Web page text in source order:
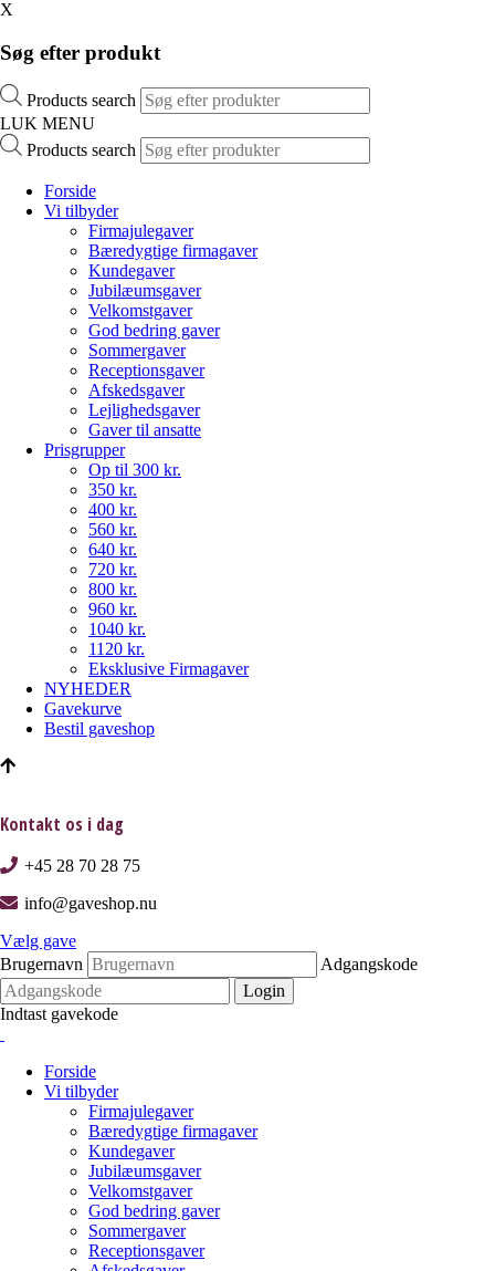
X
Søg efter produkt
Products search
LUK MENU
Products search
Forside
Vi tilbyder
Firmajulegaver
Bæredygtige firmagaver
Kundegaver
Jubilæumsgaver
Velkomstgaver
God bedring gaver
Sommergaver
Receptionsgaver
Afskedsgaver
Lejlighedsgaver
Gaver til ansatte
Prisgrupper
Op til 300 kr.
350 kr.
400 kr.
560 kr.
640 kr.
720 kr.
800 kr.
960 kr.
1040 kr.
1120 kr.
Eksklusive Firmagaver
NYHEDER
Gavekurve
Bestil gaveshop
Kontakt os i dag
+45 28 70 28 75
info@gaveshop.nu
Vælg gave
Brugernavn
Adgangskode
Login
Indtast gavekode
Forside
Vi tilbyder
Firmajulegaver
Bæredygtige firmagaver
Kundegaver
Jubilæumsgaver
Velkomstgaver
God bedring gaver
Sommergaver
Receptionsgaver